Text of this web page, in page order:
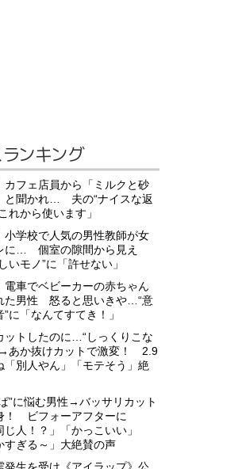
ンキング
カフェ店員から「ミルクと砂
と聞かれ… 夫の“ナイスな返
れから使います」
小学校で人気の男性教師が女
に… 個室の隙間から見え
いモノ”に「許せない」
電車でベビーカーの赤ちゃん
た男性 怒ると思いきや…“意
に「なんてすてき！」
ットしたのに…“しっくりこな
→あか抜けカットで激変！ 2.9
「別人やん」「モテそう」絶
”に悩む男性→バッサリカット
！ ビフォーアフターに
じ人！？」「かっこいい」
すぎる～」大絶賛の声